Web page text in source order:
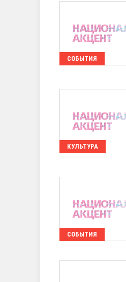
СОБЫТИЯ
КУЛЬТУРА
СОБЫТИЯ